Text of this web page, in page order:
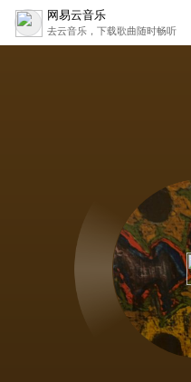
网易云音乐
去云音乐，下载歌曲随时畅听